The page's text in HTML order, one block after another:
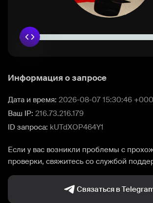
Информация о запросе
Дата и время: 2026-08-07 15:30:46
Ваш IP: 216.73.216.179
ID запроса: kUTdXOP464Y1
Если у вас возникли проблемы с
проверки, свяжитесь со службой
Связаться в